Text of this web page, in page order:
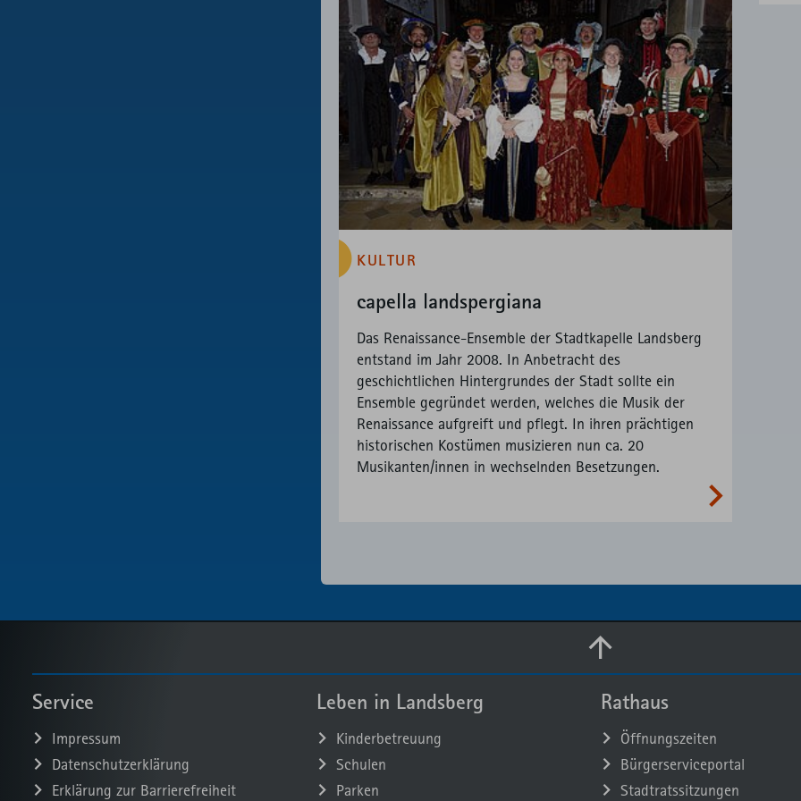
KULTUR
capella landspergiana
Das Renaissance-Ensemble der Stadtkapelle Landsberg
entstand im Jahr 2008. In Anbetracht des
geschichtlichen Hintergrundes der Stadt sollte ein
Ensemble gegründet werden, welches die Musik der
Renaissance aufgreift und pflegt. In ihren prächtigen
historischen Kostümen musizieren nun ca. 20
Musikanten/innen in wechselnden Besetzungen.
Service
Impressum
Datenschutzerklärung
Erklärung zur Barrierefreiheit
Leben in Landsberg
Kinderbetreuung
Schulen
Parken
Rathaus
Öffnungszeiten
Bürgerserviceportal
Stadtratssitzungen